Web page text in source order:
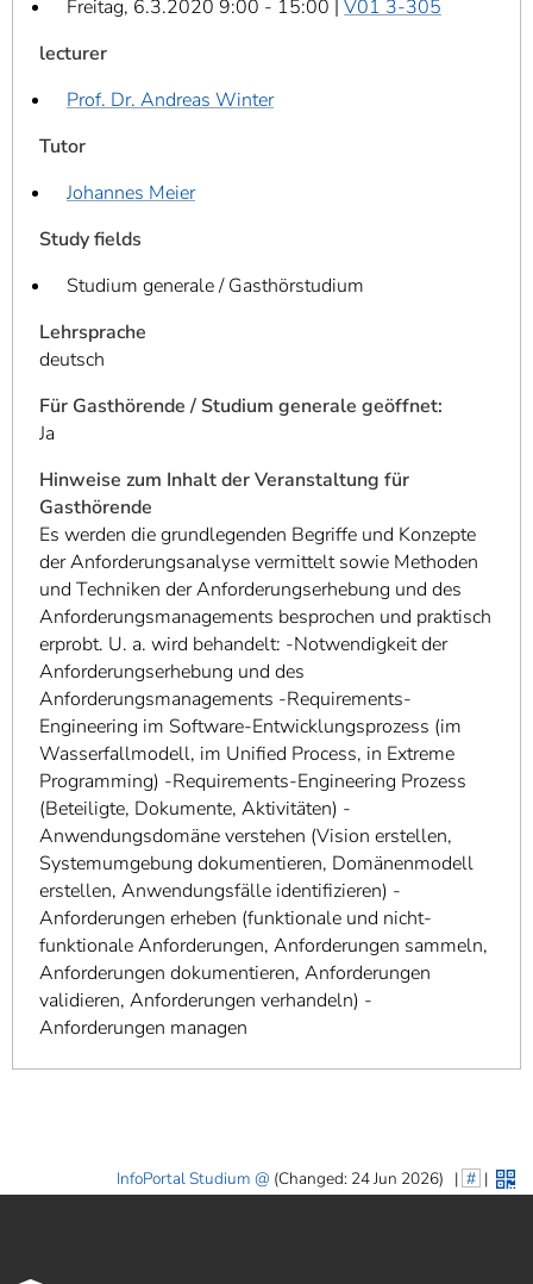
Freitag, 6.3.2020 9:00 - 15:00 | V01 3-305
lecturer
Prof. Dr. Andreas Winter
Tutor
Johannes Meier
Study fields
Studium generale / Gasthörstudium
Lehrsprache
deutsch
Für Gasthörende / Studium generale geöffnet:
Ja
Hinweise zum Inhalt der Veranstaltung für
Gasthörende
Es werden die grundlegenden Begriffe und Konzepte
der Anforderungsanalyse vermittelt sowie Methoden
und Techniken der Anforderungserhebung und des
Anforderungsmanagements besprochen und praktisch
erprobt. U. a. wird behandelt: -Notwendigkeit der
Anforderungserhebung und des
Anforderungsmanagements -Requirements-
Engineering im Software-Entwicklungsprozess (im
Wasserfallmodell, im Unified Process, in Extreme
Programming) -Requirements-Engineering Prozess
(Beteiligte, Dokumente, Aktivitäten) -
Anwendungsdomäne verstehen (Vision erstellen,
Systemumgebung dokumentieren, Domänenmodell
erstellen, Anwendungsfälle identifizieren) -
Anforderungen erheben (funktionale und nicht-
funktionale Anforderungen, Anforderungen sammeln,
Anforderungen dokumentieren, Anforderungen
validieren, Anforderungen verhandeln) -
Anforderungen managen
InfoPortal Studium (Changed: 24 Jun 2026) | # |